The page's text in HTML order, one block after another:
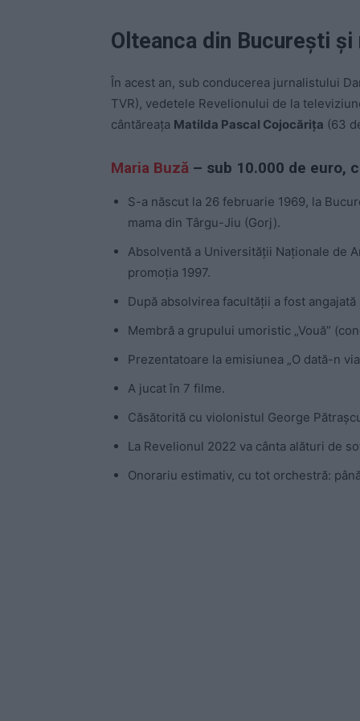
Olteanca din București
În acest an, sub conducerea jurnalistului
TVR), vedetele Revelionului de la
cântăreața Matilda Pascal Cojocărița (63
Maria Buză – sub 10.000 de euro,
S-a născut la 26 februarie 1969, la
mama din Târgu-Jiu (Gorj).
Absolventă a Universității Naționale de
promoția 1997.
După absolvirea facultății a fost
Membră a grupului umoristic „Vouă”
Prezentatoare la emisiunea „O dată-n
A jucat în 7 filme.
Căsătorită cu violonistul George
La Revelionul 2022 va cânta alături de
Onorariu estimativ, cu tot orchestră: